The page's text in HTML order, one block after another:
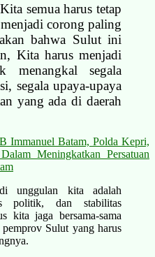
semua harus tetap
corong paling
bahwa Sulut ini
Kita harus menjadi
menangkal segala
segala upaya-upaya
yang ada di daerah
Immanuel Batam, Polda Kepri,
Meningkatkan Persatuan
unggulan kita adalah
politik, dan stabilitas
kita jaga bersama-sama
Sulut yang harus